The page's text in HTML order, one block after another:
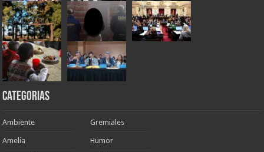
Categorias
Ambiente
Amelia
Gremiales
Humor